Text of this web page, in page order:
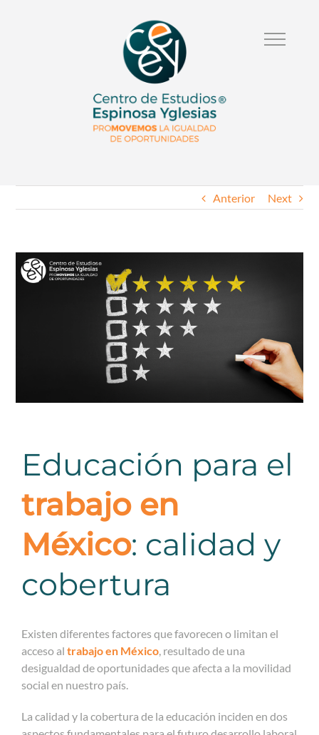
Anterior Next
Ver
Imagen
Educación para el
trabajo en
México: calidad y
cobertura
Existen diferentes factores que favorecen o limitan el
acceso al trabajo en México, resultado de una
desigualdad de oportunidades que afecta a la movilidad
social en nuestro país.
La calidad y la cobertura de la educación inciden en dos